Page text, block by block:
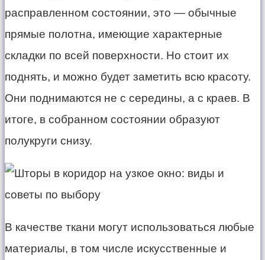
расправленном состоянии, это — обычные
прямые полотна, имеющие характерные
складки по всей поверхности. Но стоит их
поднять, и можно будет заметить всю красоту.
Они поднимаются не с середины, а с краев. В
итоге, в собранном состоянии образуют
полукруги снизу.
В качестве ткани могут использоваться любые
материалы, в том числе искусственные и